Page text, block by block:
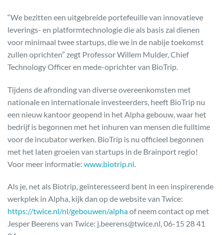
“We bezitten een uitgebreide portefeuille van innovatieve
leverings- en platformtechnologie die als basis zal dienen
voor minimaal twee startups, die we in de nabije toekomst
zullen oprichten” zegt Professor Willem Mulder, Chief
Technology Officer en mede-oprichter van BioTrip.
Tijdens de afronding van diverse overeenkomsten met
nationale en internationale investeerders, heeft BioTrip nu
een nieuw kantoor geopend in het Alpha gebouw, waar het
bedrijf is begonnen met het inhuren van mensen die fulltime
voor de incubator werken. BioTrip is nu officieel begonnen
met het laten groeien van startups in de Brainport regio!
Voor meer informatie: www.biotrip.nl
Als je, net als Biotrip, geïnteresseerd bent in een inspirerende
werkplek in Alpha, kijk dan op de website van Twice:
https://twice.nl/nl/gebouwen/alphaof neem contact op met
Jesper Beerens van Twice: j.beerens@twice.nl, 06-15 28 41